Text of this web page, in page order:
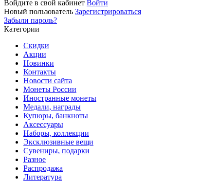
Войдите в свой кабинет Войти
Новый пользователь Зарегистрироваться
Забыли пароль?
Категории
Скидки
Акции
Новинки
Контакты
Новости сайта
Монеты России
Иностранные монеты
Медали, награды
Купюры, банкноты
Аксессуары
Наборы, коллекции
Эксклюзивные вещи
Сувениры, подарки
Разное
Распродажа
Литература